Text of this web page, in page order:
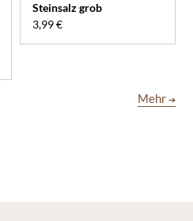
Steinsalz grob
3,99 €
Mehr ➔